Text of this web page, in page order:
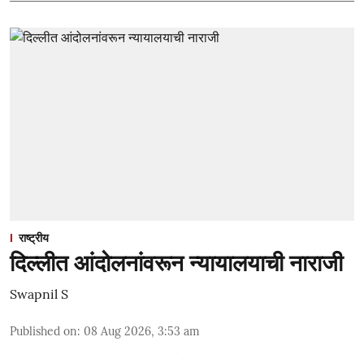
राष्ट्रीय
दिल्लीत आंदोलनांवरून न्यायालयाची नाराजी
Swapnil S
Published on: 08 Aug 2026, 3:53 am